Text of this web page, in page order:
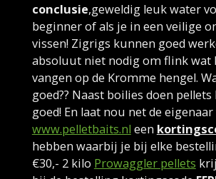
conclusie,geweldig leuk water
beginner of als je in een veilige
vissen! Zigrigs kunnen goed
absoluut niet nodig om flink wat
vangen op de Kromme hengel.
goed?? Naast boilies doen
goed! En laat nou net de eigenaar
www.pelletbaits.nl een
hebben waarbij je bij elke
€30,- 2 kilo Prowaggler pellets